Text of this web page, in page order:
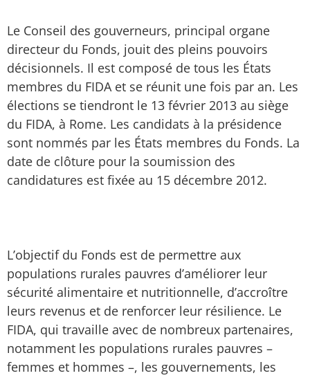
Le Conseil des gouverneurs, principal organe
directeur du Fonds, jouit des pleins pouvoirs
décisionnels. Il est composé de tous les États
membres du FIDA et se réunit une fois par an. Les
élections se tiendront le 13 février 2013 au siège
du FIDA, à Rome. Les candidats à la présidence
sont nommés par les États membres du Fonds. La
date de clôture pour la soumission des
candidatures est fixée au 15 décembre 2012.
L’objectif du Fonds est de permettre aux
populations rurales pauvres d’améliorer leur
sécurité alimentaire et nutritionnelle, d’accroître
leurs revenus et de renforcer leur résilience. Le
FIDA, qui travaille avec de nombreux partenaires,
notamment les populations rurales pauvres –
femmes et hommes –, les gouvernements, les